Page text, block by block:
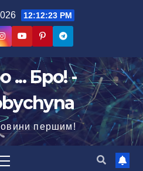
12:12:24 PM
... Бро! -
першим!